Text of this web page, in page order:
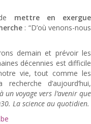
mettre en exergue
: “D’où venons-nous
demain et prévoir les
décennies est difficile
vie, tout comme les
d’aujourd’hui,
à un voyage vers l’avenir que
La science au quotidien.